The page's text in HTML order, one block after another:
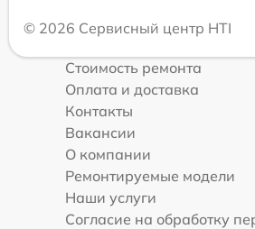
© 2026 Сервисный центр HTI
Стоимость ремонта
Оплата и доставка
Контакты
Вакансии
О компании
Ремонтируемые модели
Наши услуги
Согласие на обработку